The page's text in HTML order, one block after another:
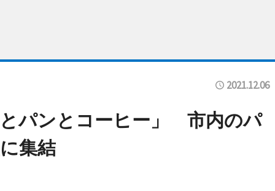
2021.12.06
パンとコーヒー」 市内のパ
集結